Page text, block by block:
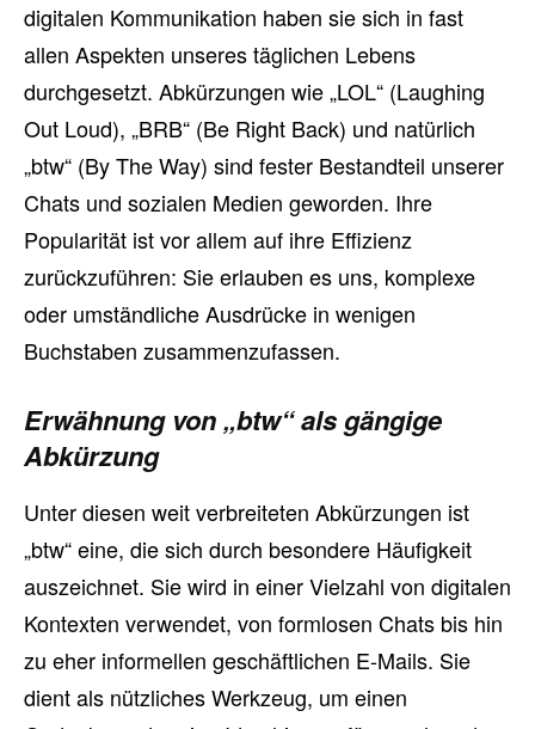
digitalen Kommunikation haben sie sich in fast
allen Aspekten unseres täglichen Lebens
durchgesetzt. Abkürzungen wie „LOL“ (Laughing
Out Loud), „BRB“ (Be Right Back) und natürlich
„btw“ (By The Way) sind fester Bestandteil unserer
Chats und sozialen Medien geworden. Ihre
Popularität ist vor allem auf ihre Effizienz
zurückzuführen: Sie erlauben es uns, komplexe
oder umständliche Ausdrücke in wenigen
Buchstaben zusammenzufassen.
Erwähnung von „btw“ als gängige
Abkürzung
Unter diesen weit verbreiteten Abkürzungen ist
„btw“ eine, die sich durch besondere Häufigkeit
auszeichnet. Sie wird in einer Vielzahl von digitalen
Kontexten verwendet, von formlosen Chats bis hin
zu eher informellen geschäftlichen E-Mails. Sie
dient als nützliches Werkzeug, um einen